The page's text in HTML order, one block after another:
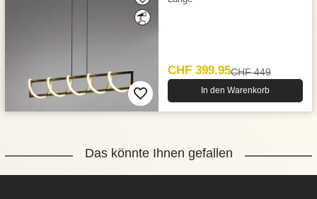
CHF 399.95CHF 449
In den Warenkorb
Das könnte Ihnen gefallen